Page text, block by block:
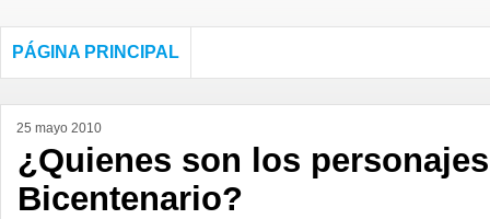
PÁGINA PRINCIPAL
25 mayo 2010
¿Quienes son los
Bicentenario?